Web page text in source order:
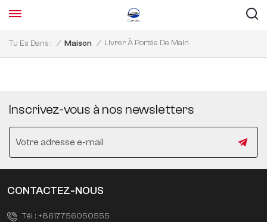
Tu Es Dans : / Maison / Livrer À Portée De Main
Inscrivez-vous à nos newsletters
CONTACTEZ-NOUS
Tél : +8617756050555